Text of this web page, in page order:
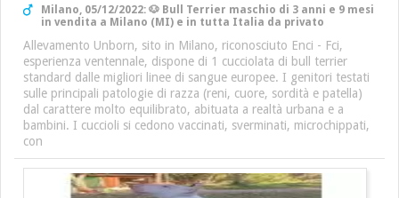
Milano, 05/12/2022: 🐶 Bull Terrier maschio di 3 anni e 9 mesi
in vendita a Milano (MI) e in tutta Italia da privato
Allevamento Unborn, sito in Milano, riconosciuto Enci - Fci,
esperienza ventennale, dispone di 1 cucciolata di bull terrier
standard dalle migliori linee di sangue europee. I genitori testati
sulle principali patologie di razza (reni, cuore, sordità e patella)
dal carattere molto equilibrato, abituata a realtà urbana e a
bambini. I cuccioli si cedono vaccinati, sverminati, microchippati,
con